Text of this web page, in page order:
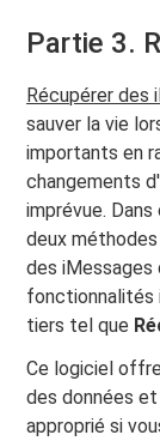
Partie 3.
Récupérer des
sauver la vie
importants en
changements
imprévue.
deux
des iMessages
fonctionnalités
tiers tel que
Ce logiciel
des données
approprié si